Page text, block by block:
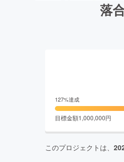
落
127%達成
目標金額1,000,000円
このプロジェクトは、